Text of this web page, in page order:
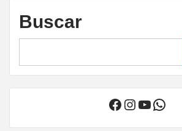
Buscar
Facebook
Instagram
YouTube